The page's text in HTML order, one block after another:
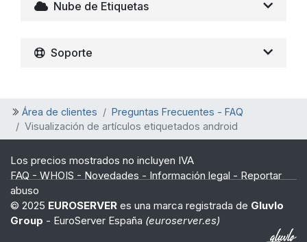
Nube de Etiquetas
Soporte
Área de clientes
Preguntas Frecuentes - FAQ
Visualización de artículos etiquetados android
Los precios mostrados no incluyen IVA
FAQ - WHOIS - Novedades - Información legal - Reportar
abuso
© 2025 EUROSERVER es una marca registrada de Gluvlo
Group - EuroServer España (euroserver.es)